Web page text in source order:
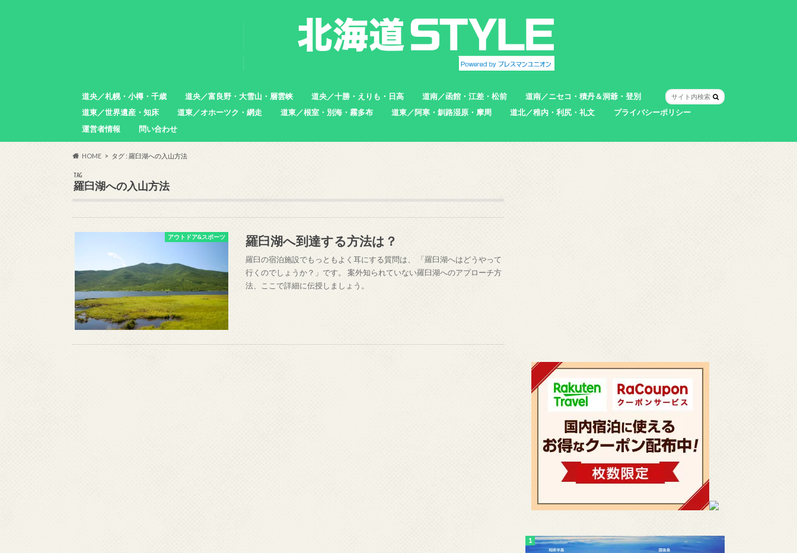
道央／札幌・小樽・千歳
札幌市
小樽市
石狩市
北広島市
恵庭市
千歳市
苫小牧市
道央／富良野・大雪山・層雲峡
中富良野町
東川町
沼田町
幌加内町
増毛町
道央／十勝・えりも・日高
帯広市
えりも町
新ひだか町
足寄町
道南／函館・江差・松前
函館市
北斗市
七飯町
松前町
江差町
上ノ国町
道南／ニセコ・積丹＆洞爺・登別
室蘭市
登別市
洞爺湖町
真狩村
共和町
壮瞥町
積丹町
神恵内村
道東／世界遺産・知床
羅臼町
斜里町
道東／オホーツク・網走 道東／根室・別海・霧多布 道東／阿寒・釧路湿原・摩周 道北／稚内・利尻・礼文
プライバシーポリシー
運営者情報
問い合わせ
HOME タグ : 羅臼湖への入山方法
TAG
羅臼湖への入山方法
アウトドア&スポーツ 羅臼湖へ到達する方法は？
羅臼の宿泊施設でもっともよく耳にする質問は、 「羅臼湖へはどうやって
行くのでしょうか？」です。 案外知られていない羅臼湖へのアプローチ方
法、ここで詳細に伝授しましょう。